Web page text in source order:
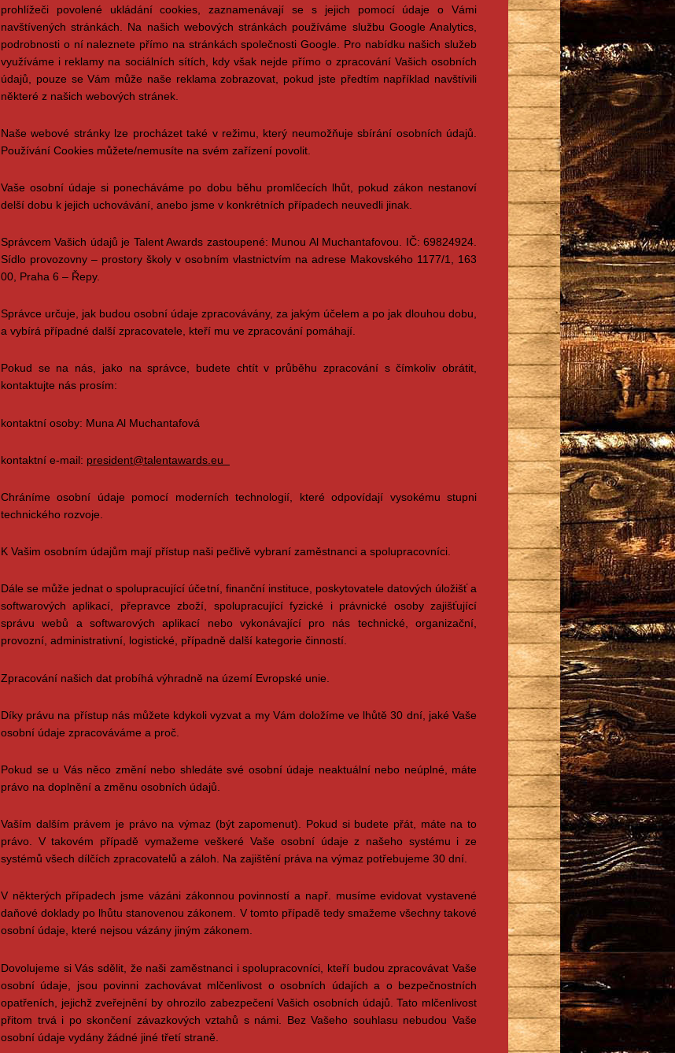
prohlížeči povolené ukládání cookies, zaznamenávají se s jejich pomocí údaje o Vámi
navštívených stránkách. Na našich webových stránkách používáme službu Google Analytics,
podrobnosti o ní naleznete přímo na stránkách společnosti Google. Pro nabídku našich služeb
využíváme i reklamy na sociálních sítích, kdy však nejde přímo o zpracování Vašich osobních
údajů, pouze se Vám může naše reklama zobrazovat, pokud jste předtím například navštívili
některé z našich webových stránek.
Naše webové stránky lze procházet také v režimu, který neumožňuje sbírání osobních údajů.
Používání Cookies můžete/nemusíte na svém zařízení povolit.
Vaše osobní údaje si ponecháváme po dobu běhu promlčecích lhůt, pokud zákon nestanoví
delší dobu k jejich uchovávání, anebo jsme v konkrétních případech neuvedli jinak.
Správcem Vašich údajů je Talent Awards zastoupené: Munou Al Muchantafovou. IČ: 69824924.
Sídlo provozovny – prostory školy v osobním vlastnictvím na adrese Makovského 1177/1, 163
00, Praha 6 – Řepy.
Správce určuje, jak budou osobní údaje zpracovávány, za jakým účelem a po jak dlouhou dobu,
a vybírá případné další zpracovatele, kteří mu ve zpracování pomáhají.
Pokud se na nás, jako na správce, budete chtít v průběhu zpracování s čímkoliv obrátit,
kontaktujte nás prosím:
kontaktní osoby: Muna Al Muchantafová
kontaktní e-mail: president@talentawards.eu
Chráníme osobní údaje pomocí moderních technologií, které odpovídají vysokému stupni
technického rozvoje.
K Vašim osobním údajům mají přístup naši pečlivě vybraní zaměstnanci a spolupracovníci.
Dále se může jednat o spolupracující účetní, finanční instituce, poskytovatele datových úložišť a
softwarových aplikací, přepravce zboží, spolupracující fyzické i právnické osoby zajišťující
správu webů a softwarových aplikací nebo vykonávající pro nás technické, organizační,
provozní, administrativní, logistické, případně další kategorie činností.
Zpracování našich dat probíhá výhradně na území Evropské unie.
Díky právu na přístup nás můžete kdykoli vyzvat a my Vám doložíme ve lhůtě 30 dní, jaké Vaše
osobní údaje zpracováváme a proč.
Pokud se u Vás něco změní nebo shledáte své osobní údaje neaktuální nebo neúplné, máte
právo na doplnění a změnu osobních údajů.
Vaším dalším právem je právo na výmaz (být zapomenut). Pokud si budete přát, máte na to
právo. V takovém případě vymažeme veškeré Vaše osobní údaje z našeho systému i ze
systémů všech dílčích zpracovatelů a záloh. Na zajištění práva na výmaz potřebujeme 30 dní.
V některých případech jsme vázáni zákonnou povinností a např. musíme evidovat vystavené
daňové doklady po lhůtu stanovenou zákonem. V tomto případě tedy smažeme všechny takové
osobní údaje, které nejsou vázány jiným zákonem.
Dovolujeme si Vás sdělit, že naši zaměstnanci i spolupracovníci, kteří budou zpracovávat Vaše
osobní údaje, jsou povinni zachovávat mlčenlivost o osobních údajích a o bezpečnostních
opatřeních, jejichž zveřejnění by ohrozilo zabezpečení Vašich osobních údajů. Tato mlčenlivost
přitom trvá i po skončení závazkových vztahů s námi. Bez Vašeho souhlasu nebudou Vaše
osobní údaje vydány žádné jiné třetí straně.